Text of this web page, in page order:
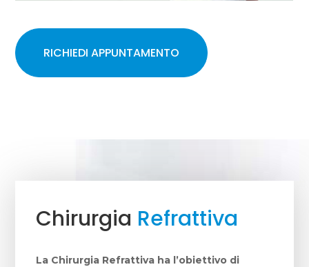
RICHIEDI APPUNTAMENTO
Chirurgia Refrattiva
La Chirurgia Refrattiva ha l’obiettivo di